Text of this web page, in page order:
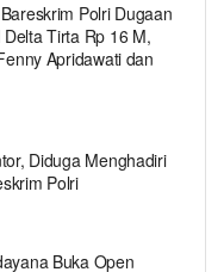
Polri Dugaan
Tirta Rp 16 M,
Apridawati dan
Diduga Menghadiri
Polri
Buka Open